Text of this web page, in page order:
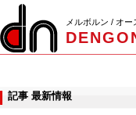
メルボルン / オ
記事 最新情報